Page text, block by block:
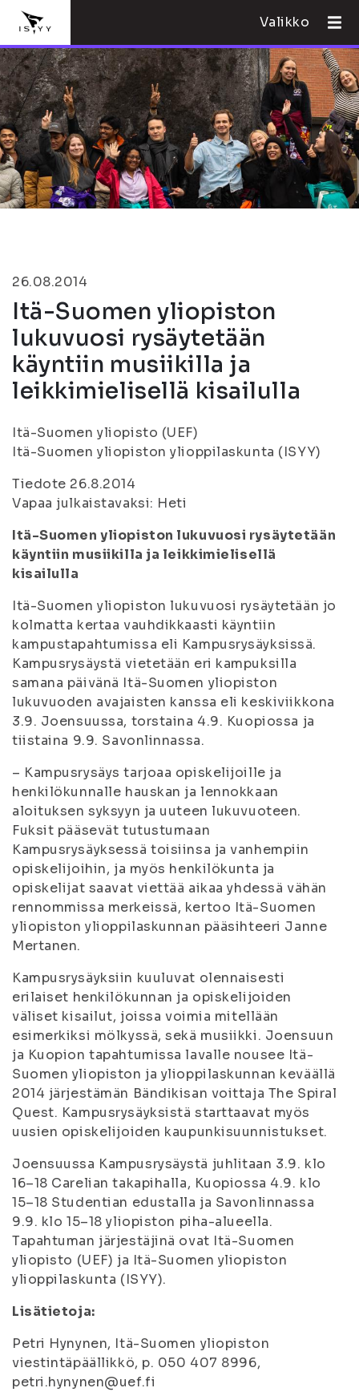
Valikko
26.08.2014
Itä-Suomen yliopiston
lukuvuosi rysäytetään
käyntiin musiikilla ja
leikkimielisellä kisailulla
Itä-Suomen yliopisto (UEF)
Itä-Suomen yliopiston ylioppilaskunta (ISYY)
Tiedote 26.8.2014
Vapaa julkaistavaksi: Heti
Itä-Suomen yliopiston lukuvuosi rysäytetään
käyntiin musiikilla ja leikkimielisellä
kisailulla
Itä-Suomen yliopiston lukuvuosi rysäytetään jo
kolmatta kertaa vauhdikkaasti käyntiin
kampustapahtumissa eli Kampusrysäyksissä.
Kampusrysäystä vietetään eri kampuksilla
samana päivänä Itä-Suomen yliopiston
lukuvuoden avajaisten kanssa eli keskiviikkona
3.9. Joensuussa, torstaina 4.9. Kuopiossa ja
tiistaina 9.9. Savonlinnassa.
– Kampusrysäys tarjoaa opiskelijoille ja
henkilökunnalle hauskan ja lennokkaan
aloituksen syksyyn ja uuteen lukuvuoteen.
Fuksit pääsevät tutustumaan
Kampusrysäyksessä toisiinsa ja vanhempiin
opiskelijoihin, ja myös henkilökunta ja
opiskelijat saavat viettää aikaa yhdessä vähän
rennommissa merkeissä, kertoo Itä-Suomen
yliopiston ylioppilaskunnan pääsihteeri Janne
Mertanen.
Kampusrysäyksiin kuuluvat olennaisesti
erilaiset henkilökunnan ja opiskelijoiden
väliset kisailut, joissa voimia mitellään
esimerkiksi mölkyssä, sekä musiikki. Joensuun
ja Kuopion tapahtumissa lavalle nousee Itä-
Suomen yliopiston ja ylioppilaskunnan keväällä
2014 järjestämän Bändikisan voittaja The Spiral
Quest. Kampusrysäyksistä starttaavat myös
uusien opiskelijoiden kaupunkisuunnistukset.
Joensuussa Kampusrysäystä juhlitaan 3.9. klo
16–18 Carelian takapihalla, Kuopiossa 4.9. klo
15–18 Studentian edustalla ja Savonlinnassa
9.9. klo 15–18 yliopiston piha-alueella.
Tapahtuman järjestäjinä ovat Itä-Suomen
yliopisto (UEF) ja Itä-Suomen yliopiston
ylioppilaskunta (ISYY).
Lisätietoja:
Petri Hynynen, Itä-Suomen yliopiston
viestintäpäällikkö, p. 050 407 8996,
petri.hynynen@uef.fi